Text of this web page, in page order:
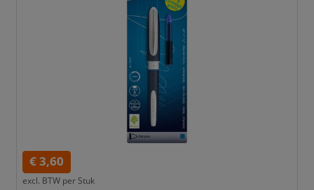
€ 3,60
excl. BTW per Stuk